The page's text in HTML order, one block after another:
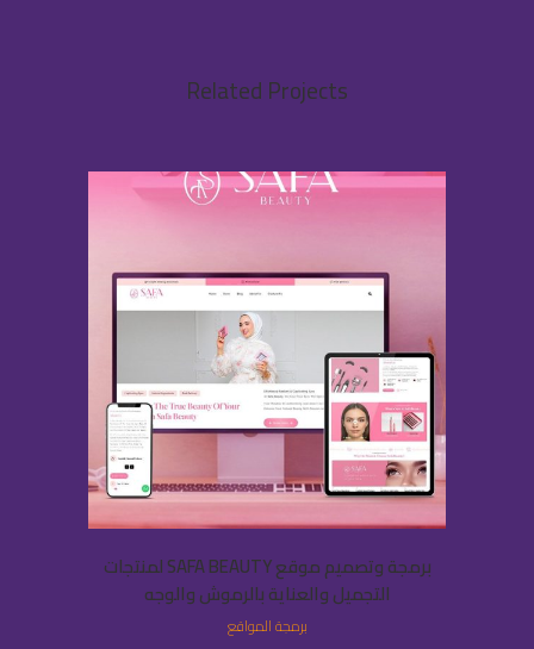
Related Projects
برمجة وتصميم موقع SAFA BEAUTY لمنتجات
التجميل والعناية بالرموش والوجه
برمجة المواقع